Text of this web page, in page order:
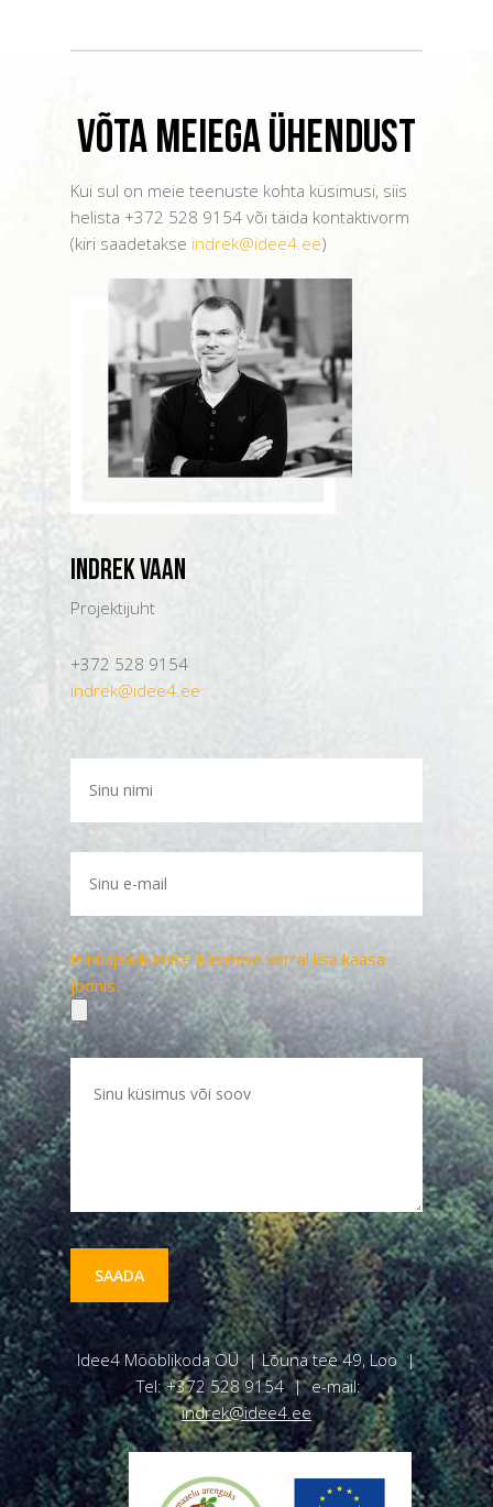
Võta meiega ühendust
Kui sul on meie teenuste kohta küsimusi, siis
helista +372 528 9154 või täida kontaktivorm
(kiri saadetakse indrek@idee4.ee)
Indrek Vaan
Projektijuht
+372 528 9154
indrek@idee4.ee
Hinnapakkumise küsimise korral lisa kaasa
joonis.
Idee4 Mööblikoda OÜ | Lōuna tee 49, Loo |
Tel: +372 528 9154 | e-mail:
indrek@idee4.ee